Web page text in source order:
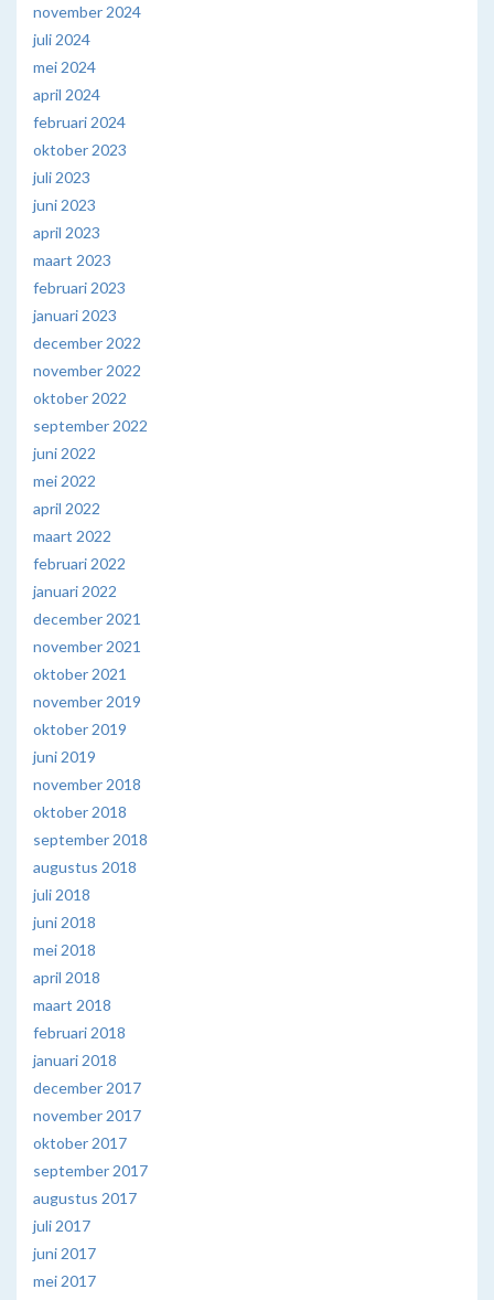
november 2024
juli 2024
mei 2024
april 2024
februari 2024
oktober 2023
juli 2023
juni 2023
april 2023
maart 2023
februari 2023
januari 2023
december 2022
november 2022
oktober 2022
september 2022
juni 2022
mei 2022
april 2022
maart 2022
februari 2022
januari 2022
december 2021
november 2021
oktober 2021
november 2019
oktober 2019
juni 2019
november 2018
oktober 2018
september 2018
augustus 2018
juli 2018
juni 2018
mei 2018
april 2018
maart 2018
februari 2018
januari 2018
december 2017
november 2017
oktober 2017
september 2017
augustus 2017
juli 2017
juni 2017
mei 2017